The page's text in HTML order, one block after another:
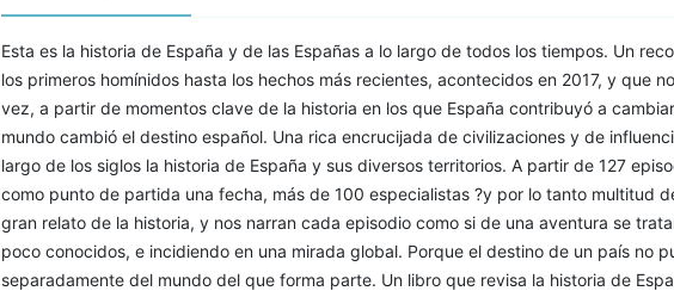
Esta es la historia de España y de las Españas a lo largo de todos los tiempos. Un
los primeros homínidos hasta los hechos más recientes, acontecidos en 2017, y que
vez, a partir de momentos clave de la historia en los que España contribuyó a
mundo cambió el destino español. Una rica encrucijada de civilizaciones y de
largo de los siglos la historia de España y sus diversos territorios. A partir de 127
como punto de partida una fecha, más de 100 especialistas ?y por lo tanto multitud
gran relato de la historia, y nos narran cada episodio como si de una aventura se
poco conocidos, e incidiendo en una mirada global. Porque el destino de un país no
separadamente del mundo del que forma parte. Un libro que revisa la historia de